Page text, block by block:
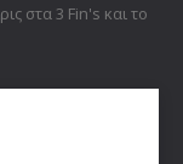
στα 3 Fin's και το